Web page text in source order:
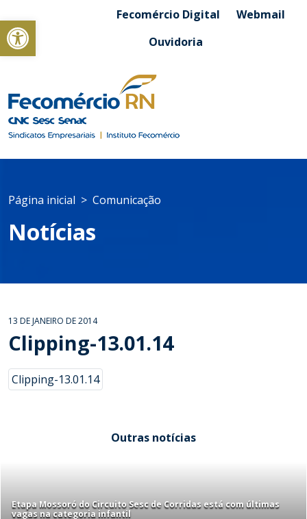
Abrir a barra de ferramentasFecomércio Digital
Webmail
Ouvidoria
Página inicial Comunicação
Notícias
13 DE JANEIRO DE 2014
Clipping-13.01.14
Clipping-13.01.14
Outras notícias
Etapa Mossoró do Circuito Sesc de Corridas está com últimas
vagas na categoria infantil